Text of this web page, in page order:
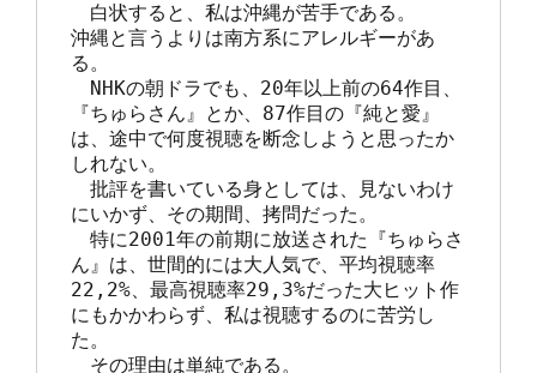
白状すると、私は沖縄が苦手である。
沖縄と言うよりは南方系にアレルギーがあ
る。
NHKの朝ドラでも、20年以上前の64作目、
『ちゅらさん』とか、87作目の『純と愛』
は、途中で何度視聴を断念しようと思ったか
しれない。
批評を書いている身としては、見ないわけ
にいかず、その期間、拷問だった。
特に2001年の前期に放送された『ちゅらさ
ん』は、世間的には大人気で、平均視聴率
22,2%、最高視聴率29,3%だった大ヒット作
にもかかわらず、私は視聴するのに苦労し
た。
その理由は単純である。